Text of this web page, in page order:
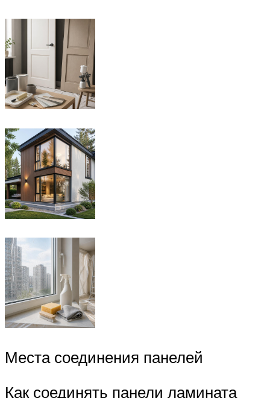
Места соединения панелей
Как соединять панели ламината